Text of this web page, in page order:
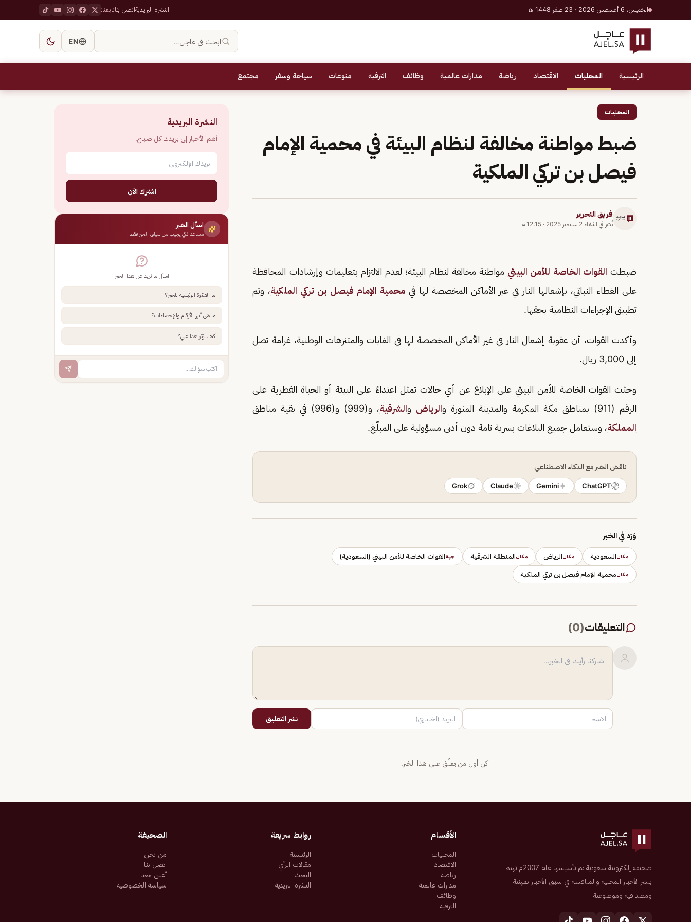
الخميس، 6 أغسطس 2026 · 23 صفر 1448 هـ النشرة البريديةاتصل بناتابعنا:
ابحث في عاجل… EN
الرئيسية المحليات الاقتصاد رياضة مدارات عالمية وظائف الترفيه منوعات سياحة وسفر مجتمع
المحليات
ضبط مواطنة مخالفة لنظام البيئة في محمية الإمام
فيصل بن تركي الملكية
فريق التحرير
نُشر في الثلاثاء 2 سبتمبر 2025 · 12:15 م
ضبطت القوات الخاصة للأمن البيئي مواطنة مخالفة لنظام البيئة؛ لعدم الالتزام بتعليمات وإرشادات المحافظة
على الغطاء النباتي، بإشعالها النار في غير الأماكن المخصصة لها فيمحمية الإمام فيصل بن تركي الملكية، وتم
تطبيق الإجراءات النظامية بحقها.
وأكدت القوات، أن عقوبة إشعال النار في غير الأماكن المخصصة لها في الغابات والمتنزهات الوطنية، غرامة تصل
إلى 3,000 ريال.
وحثت القوات الخاصة للأمن البيئي على الإبلاغ عن أي حالات تمثل اعتداءً على البيئة أو الحياة الفطرية على
الرقم (911) بمناطق مكة المكرمة والمدينة المنورة و
الرياض والشرقية، و(999) و(996) في بقية مناطق
المملكة، وستعامل جميع البلاغات بسرية تامة دون أدنى مسؤولية على المبلّغ.
ناقش الخبر مع الذكاء الاصطناعي
ChatGPT
Gemini
Claude
Grok
وَرَد في الخبر
مكانالسعودية مكانالرياض مكانالمنطقة الشرقية جهةالقوات الخاصة للأمن البيئي (السعودية)
مكانمحمية الإمام فيصل بن تركي الملكية
التعليقات(
0
)
نشر التعليق
كن أول من يعلّق على هذا الخبر.
النشرة البريدية
أهم الأخبار إلى بريدك كل صباح.
اشترك الآن
اسأل الخبر
مساعد ذكي يجيب من سياق الخبر فقط
اسأل ما تريد عن هذا الخبر
ما الفكرة الرئيسية للخبر؟
ما هي أبرز الأرقام والإحصاءات؟
كيف يؤثر هذا علي؟
صحيفة إلكترونية سعودية تم تأسيسها عام 2007م تهتم
بنشر الأخبار المحلية والمنافسة في سبق الأخبار بمهنية
ومصداقية وموضوعية
الأقسام
المحليات
الاقتصاد
رياضة
مدارات عالمية
وظائف
الترفيه
روابط سريعة
الرئيسية
مقالات الرأي
البحث
النشرة البريدية
الصحيفة
من نحن
اتصل بنا
أعلن معنا
سياسة الخصوصية